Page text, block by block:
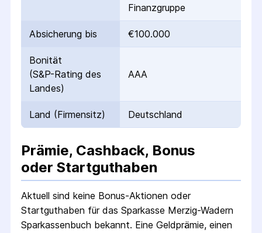
Finanzgruppe
Absicherung bis €100.000
Bonität
(S&P-Rating des
Landes)
AAA
Land (Firmensitz) Deutschland
Prämie, Cashback, Bonus
oder Startguthaben
Aktuell sind keine Bonus-Aktionen oder
Startguthaben für das Sparkasse Merzig-Wadern
Sparkassenbuch bekannt. Eine Geldprämie, einen